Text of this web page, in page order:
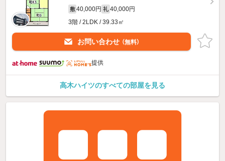
敷 40,000円 礼 40,000円
3階 / 2LDK / 39.33㎡
お問い合わせ （無料）
提供
高木ハイツのすべての部屋を見る